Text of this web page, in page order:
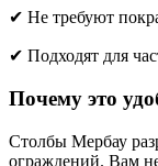
✔ Не требуют
✔ Подходят для
Почему это
Столбы Мербау
ограждений. Вам